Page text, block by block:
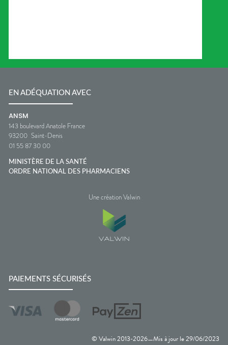
© Valwin 2013-2026—Mis à jour le29/06/2023
EN ADÉQUATION AVEC
ANSM
143 boulevard Anatole France
93200 Saint-Denis
01 55 87 30 00
MINISTÈRE DE LA SANTÉ
ORDRE NATIONAL DES PHARMACIENS
Une création Valwin
PAIEMENTS SÉCURISÉS